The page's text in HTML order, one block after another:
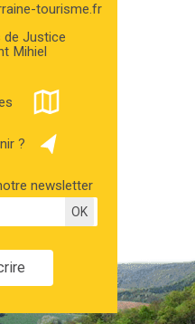
tourisme.fr
de Justice
Mihiel
?
newsletter